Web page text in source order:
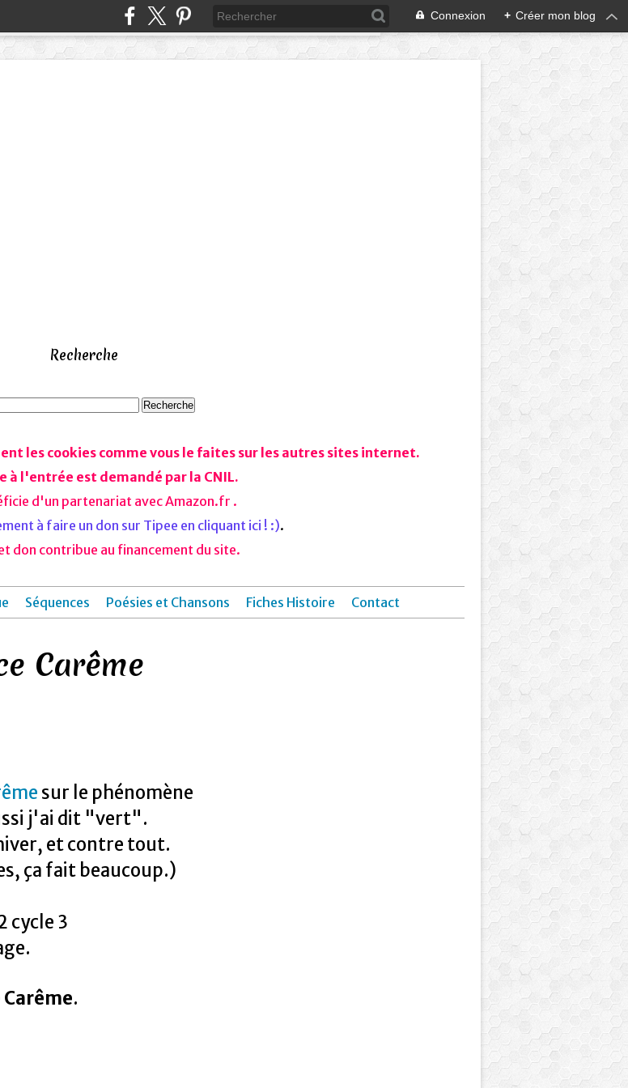
Connexion + Créer mon blog
Recherche
les cookies comme vous le faites sur les autres sites internet.
à l'entrée est demandé par la CNIL.
d'un partenariat avec Amazon.fr .
à faire un don sur Tipee en cliquant ici ! :).
don contribue au financement du site.
Séquences Poésies et Chansons Fiches Histoire Contact
Carême
sur le phénomène
j'ai dit "vert".
et contre tout.
ça fait beaucoup.)
cycle 3
.